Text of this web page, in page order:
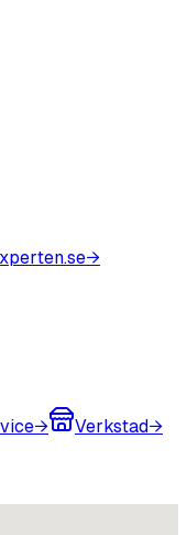
→
→ Verkstad→